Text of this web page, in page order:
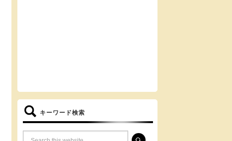
キーワード検索